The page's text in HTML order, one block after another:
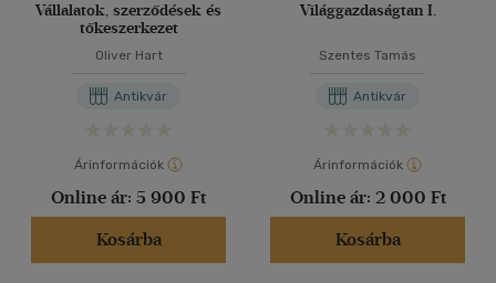
Vállalatok, szerződések és
tőkeszerkezet
Oliver Hart
Antikvár
Árinformációk
Online ár: 5 900 Ft
Kosárba
Világgazdaságtan I.
Szentes Tamás
Antikvár
Árinformációk
Online ár: 2 000 Ft
Kosárba